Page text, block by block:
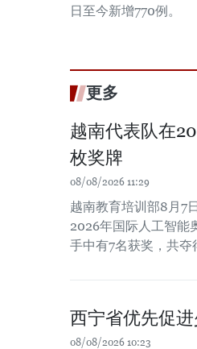
日至今新增770例。
更多
越南代表队在
枚奖牌
08/08/2026 11:29
越南教育培训部8月7
2026年国际人工智能
手中有7名获奖，共夺
西宁省优先促
08/08/2026 10:23